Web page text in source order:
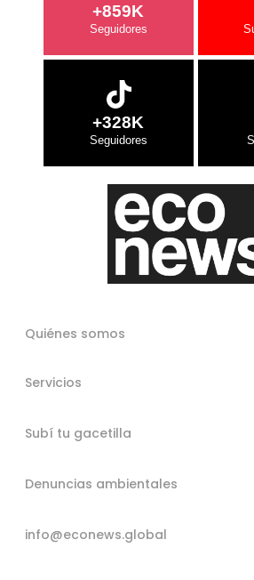
+859K
+328K
Quiénes somos
Servicios
Subí tu gacetilla
Denuncias ambientales
info@econews.global